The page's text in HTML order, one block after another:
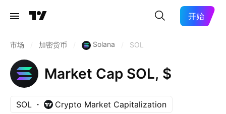
开始
市场 加密货币 Solana SOL
Market Cap SOL, $
SOL Crypto Market Capitalization